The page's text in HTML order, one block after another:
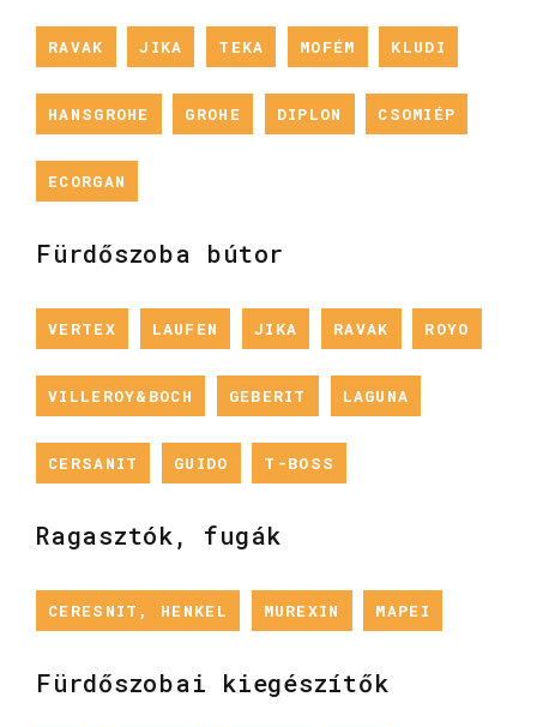
RAVAK JIKA TEKA MOFÉM KLUDI
HANSGROHE GROHE DIPLON CSOMIÉP
ECORGAN
Fürdőszoba bútor
VERTEX LAUFEN JIKA RAVAK ROYO
VILLEROY&BOCH GEBERIT LAGUNA
CERSANIT GUIDO T-BOSS
Ragasztók, fugák
CERESNIT, HENKEL MUREXIN MAPEI
Fürdőszobai kiegészítők